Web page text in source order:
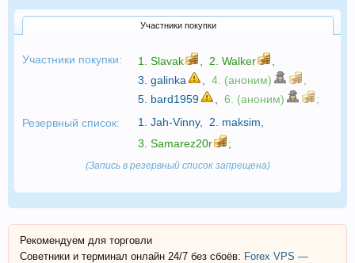
Участники покупки
Участники покупки: 1. Slavak 2. Walker
3. galinka 4. (аноним)
5. bard1959 6. (аноним)
;
Резервный список:
1. Jah-Vinny, 2. maksim
3. Samarez20r ;
(Запись в резервный список запрещена)
Рекомендуем для торговли
Советники и терминал онлайн 24/7 без сбоёв: Forex VPS —